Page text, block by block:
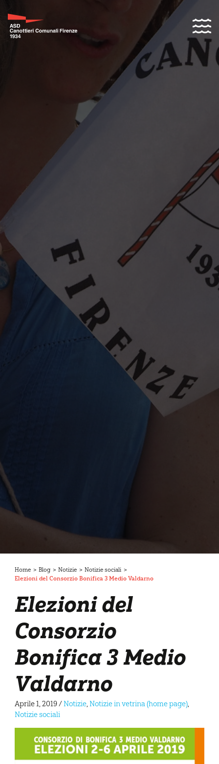
Home > Blog > Notizie > Notizie sociali >
Elezioni del Consorzio Bonifica 3 Medio Valdarno
Elezioni del
Consorzio
Bonifica 3 Medio
Valdarno
Aprile 1, 2019/Notizie,Notizie in vetrina (home page),
Notizie sociali